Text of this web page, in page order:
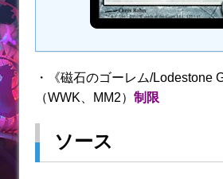
・《磁石のゴーレム/Lodestone
（WWK、MM2） 制限
ソース